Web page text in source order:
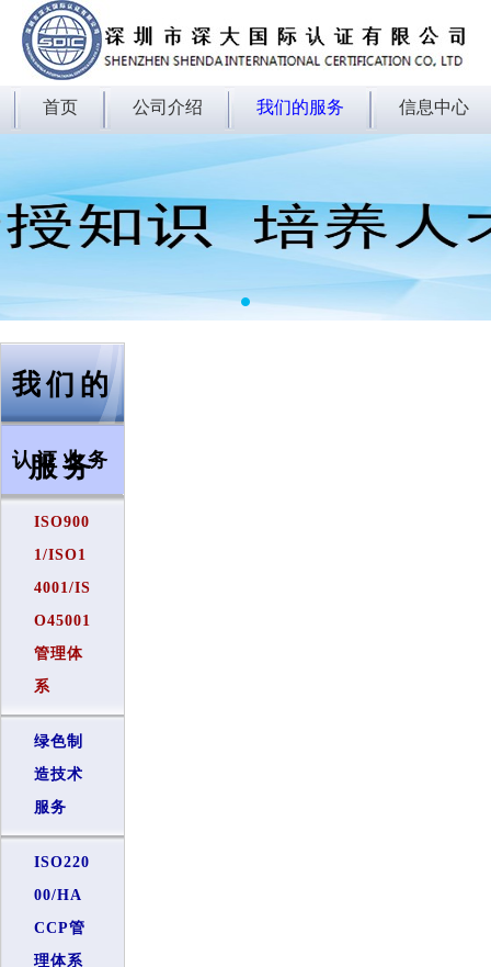
会员登录
首页 公司介绍 我们的服务 信息中心
我们的
服务
认证业务
ISO900
1/ISO1
4001/IS
O45001
管理体
系
绿色制
造技术
服务
ISO220
00/HA
CCP管
理体系